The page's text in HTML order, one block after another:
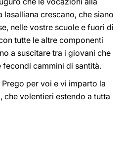
crescano, che siano
nelle vostre scuole e fuori di
tutte le altre componenti
a suscitare tra i giovani che
cammini di santità.
per voi e vi imparto la
che volentieri estendo a tutta